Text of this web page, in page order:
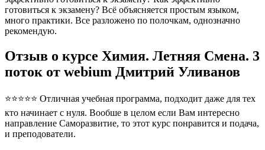
готовиться к экзамену? Всё объясняется простым языком,
много практики. Все разложено по полочкам, однозначно
рекомендую.
Отзыв о курсе Химия. Летняя Смена. 3
поток от webium Дмитрий Уливанов
⭐⭐⭐⭐⭐ Отличная учебная программа, подходит даже для тех
кто начинает с нуля. Вообше в целом если Вам интересно
направление Саморазвитие, то этот курс понравится и подача,
и преподователи.